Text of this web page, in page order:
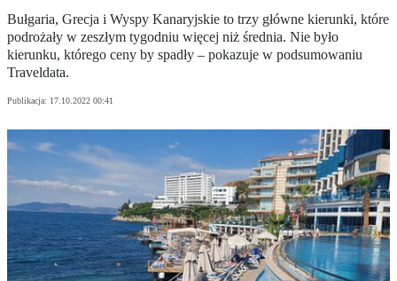
Bułgaria, Grecja i Wyspy Kanaryjskie to trzy główne kierunki, które
podrożały w zeszłym tygodniu więcej niż średnia. Nie było
kierunku, którego ceny by spadły – pokazuje w podsumowaniu
Traveldata.
Publikacja: 17.10.2022 00:41